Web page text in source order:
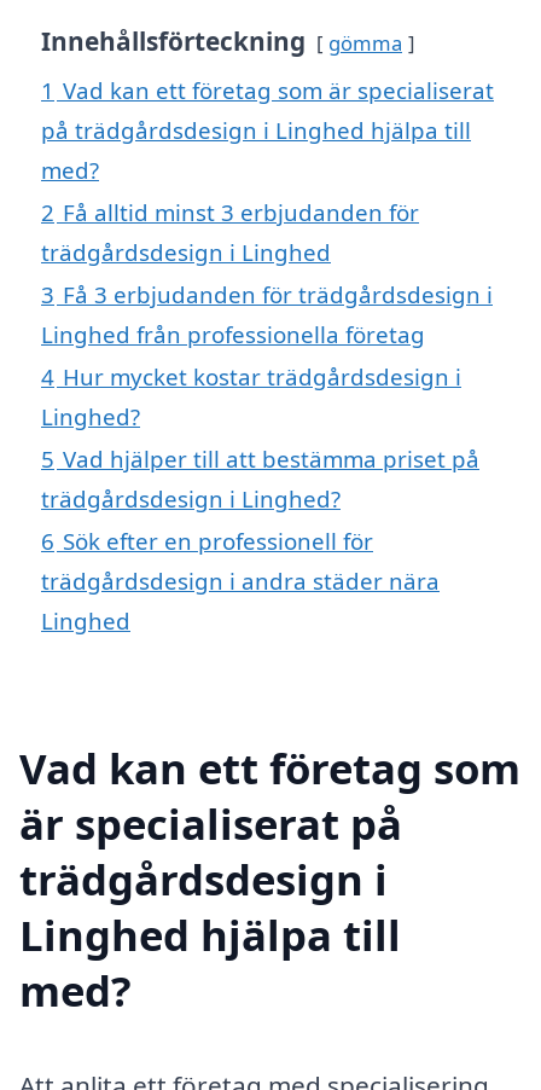
Innehållsförteckning gömma
1 Vad kan ett företag som är specialiserat
på trädgårdsdesign i Linghed hjälpa till
med?
2 Få alltid minst 3 erbjudanden för
trädgårdsdesign i Linghed
3 Få 3 erbjudanden för trädgårdsdesign i
Linghed från professionella företag
4 Hur mycket kostar trädgårdsdesign i
Linghed?
5 Vad hjälper till att bestämma priset på
trädgårdsdesign i Linghed?
6 Sök efter en professionell för
trädgårdsdesign i andra städer nära
Linghed
Vad kan ett företag som
är specialiserat på
trädgårdsdesign i
Linghed hjälpa till
med?